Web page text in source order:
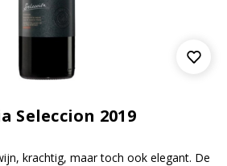
Seleccion 2019
krachtig, maar toch ook elegant. De